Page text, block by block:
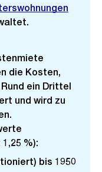
die Kosten,
ein Drittel
und wird zu
%):
bis 1950